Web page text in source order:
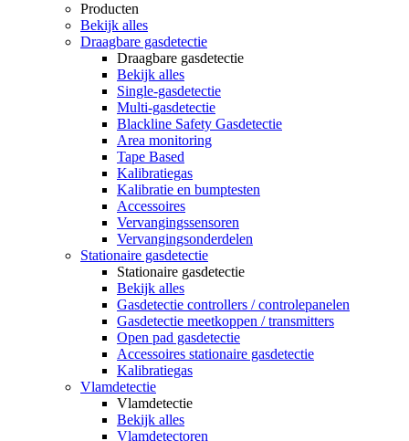
Producten
Bekijk alles
Draagbare gasdetectie
Draagbare gasdetectie
Bekijk alles
Single-gasdetectie
Multi-gasdetectie
Blackline Safety Gasdetectie
Area monitoring
Tape Based
Kalibratiegas
Kalibratie en bumptesten
Accessoires
Vervangingssensoren
Vervangingsonderdelen
Stationaire gasdetectie
Stationaire gasdetectie
Bekijk alles
Gasdetectie controllers / controlepanelen
Gasdetectie meetkoppen / transmitters
Open pad gasdetectie
Accessoires stationaire gasdetectie
Kalibratiegas
Vlamdetectie
Vlamdetectie
Bekijk alles
Vlamdetectoren